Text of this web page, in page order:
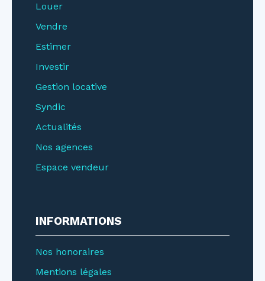
Louer
Vendre
Estimer
Investir
Gestion locative
Syndic
Actualités
Nos agences
Espace vendeur
INFORMATIONS
Nos honoraires
Mentions légales